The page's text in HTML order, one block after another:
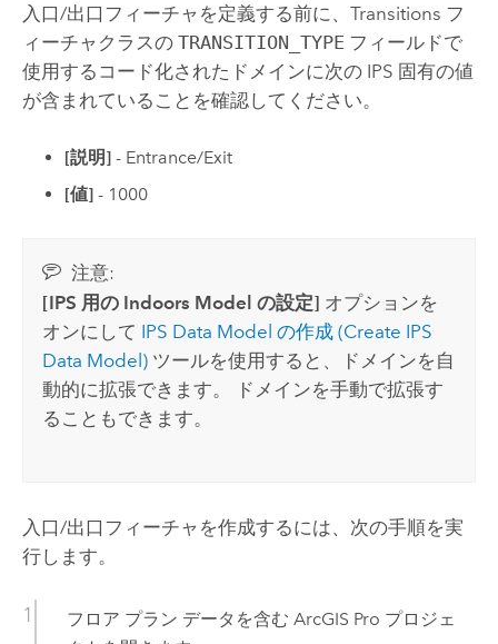
入口/出口フィーチャを定義する前に、Transitions フ
ィーチャクラスの TRANSITION_TYPE フィールドで
使用するコード化されたドメインに次の IPS 固有の値
が含まれていることを確認してください。
[説明] - Entrance/Exit
[値] - 1000
注意:
[IPS 用の Indoors Model の設定] オプションを
オンにして IPS Data Model の作成 (Create IPS
Data Model) ツールを使用すると、ドメインを自
動的に拡張できます。 ドメインを手動で拡張す
ることもできます。
入口/出口フィーチャを作成するには、次の手順を実
行します。
フロア プラン データを含む ArcGIS Pro プロジェ